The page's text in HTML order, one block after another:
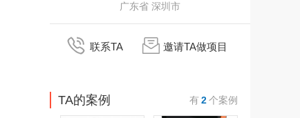
广东省 深圳市
联系TA 邀请TA做项目
TA的案例 有 2个案例